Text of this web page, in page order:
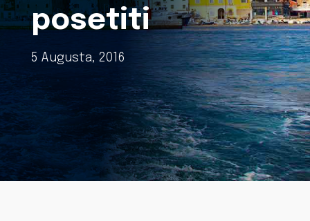
posetiti
5 Augusta, 2016